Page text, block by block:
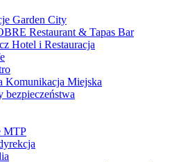
Garden City
Restaurant & Tapas Bar
Hotel i Restauracja
Komunikacja Miejska
bezpieczeństwa
MTP